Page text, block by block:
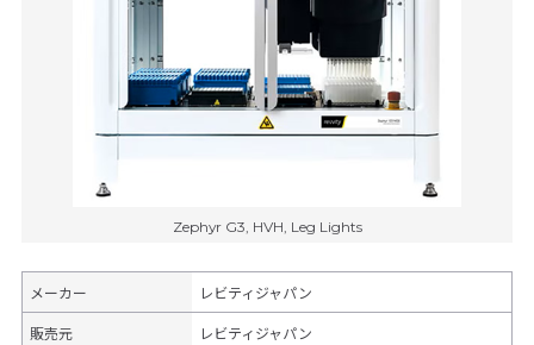
Zephyr G3, HVH, Leg Lights
メーカー レビティジャパン
販売元 レビティジャパン